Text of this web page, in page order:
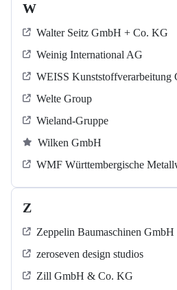
W
Walter Seitz GmbH + Co. KG
Weinig International AG
WEISS Kunststoffverarbeitung
Welte Group
Wieland-Gruppe
Wilken GmbH
WMF Württembergische
Z
Zeppelin Baumaschinen GmbH
zeroseven design studios
Zill GmbH & Co. KG